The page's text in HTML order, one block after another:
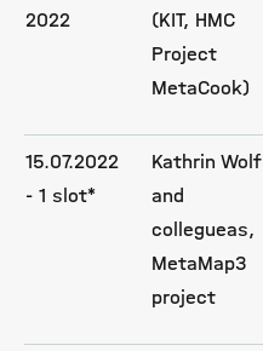
2022
(KIT, HMC
Project
MetaCook)
15.07.2022
- 1 slot*
Kathrin Wolf
and
collegueas,
MetaMap3
project